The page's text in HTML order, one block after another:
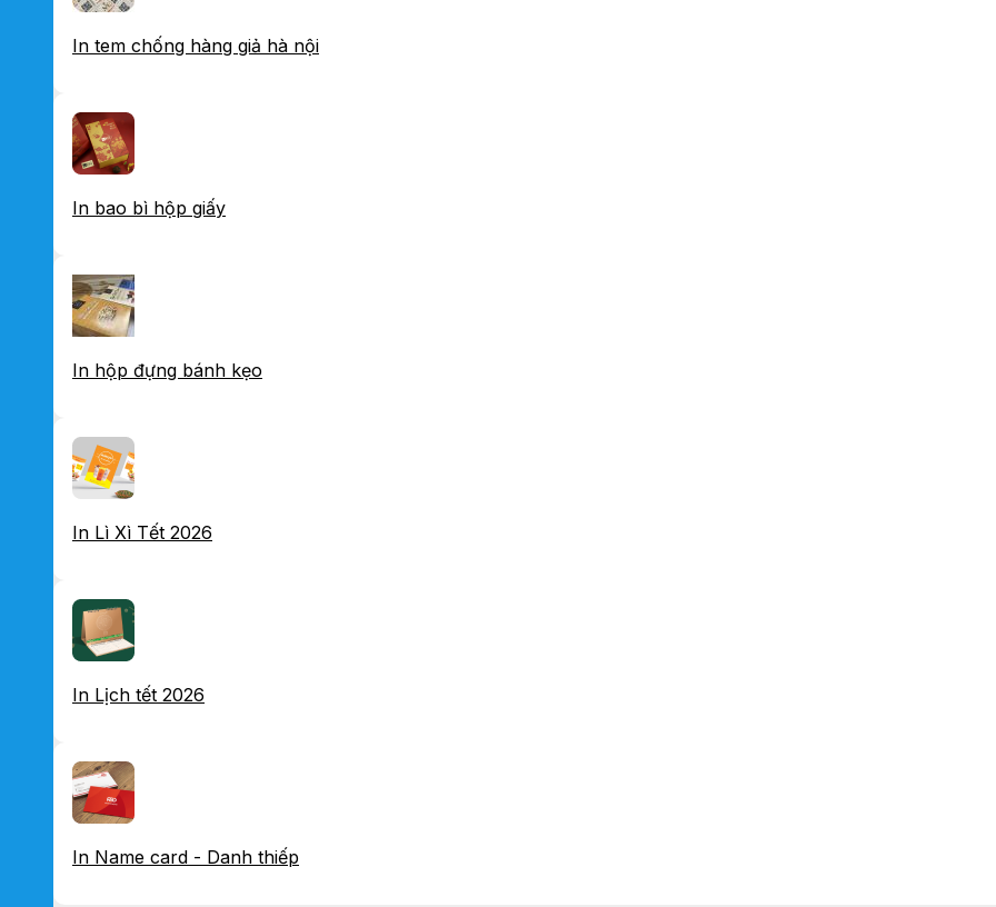
In tem chống hàng giả hà nội
In bao bì hộp giấy
In hộp đựng bánh kẹo
In Lì Xì Tết 2026
In Lịch tết 2026
In Name card - Danh thiếp